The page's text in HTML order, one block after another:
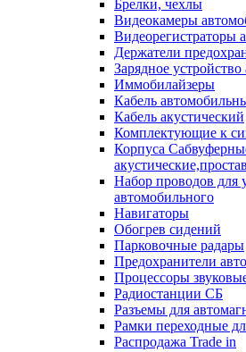
Брелки, чехлы
Видеокамеры
Видеорегистраторы
Держатели
Зарядное
Иммобилайзеры
Кабель
Кабель акустический
Комплектующие к
Корпуса
Набор проводов для
автомобильного
Навигаторы
Обогрев сидений
Парковочные радары
Предохранители
Процессоры
Радиостанции СБ
Разъемы для
Рамки переходные
Распродажа Trade in